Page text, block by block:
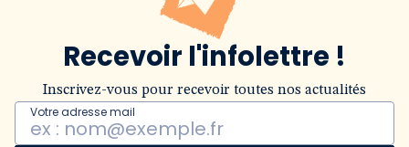
Recevoir l'infolettre !
Inscrivez-vous pour recevoir toutes nos actualités
Votre adresse mail